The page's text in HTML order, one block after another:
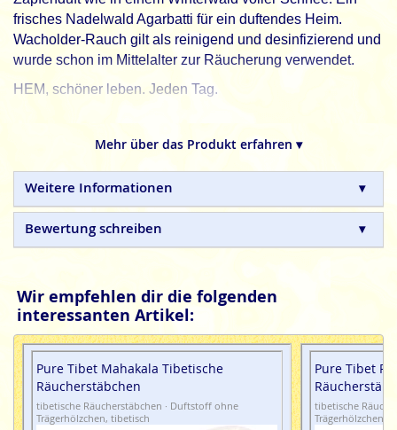
frisches Nadelwald Agarbatti für ein duftendes Heim.
Wacholder-Rauch gilt als reinigend und desinfizierend und
wurde schon im Mittelalter zur Räucherung verwendet.
HEM, schöner leben. Jeden Tag.
hergestellte Naturprodukte, ohne tierische, toxische oder
Mehr über das Produkt erfahren ▾
Weitere Informationen
Bewertung schreiben
Wir empfehlen dir die folgenden
interessanten Artikel:
Pure Tibet Mahakala Tibetische
Räucherstäbchen
tibetische Räucherstäbchen · Duftstoff ohne
Trägerhölzchen, tibetisch
Pure Tibet
tibetische
Trägerhölzchen,